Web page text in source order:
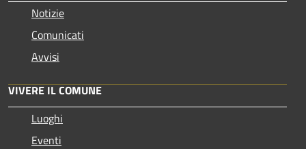
Notizie
Comunicati
Avvisi
VIVERE IL COMUNE
Luoghi
Eventi